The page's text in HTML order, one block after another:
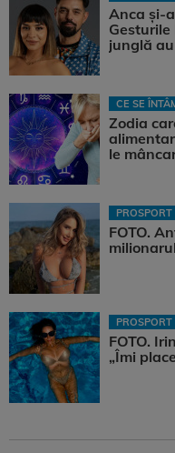
Anca și-
Gesturile
junglă
CE SE
Zodia
le
PROSPORT
FOTO.
PROSPORT
FOTO.
„Îmi